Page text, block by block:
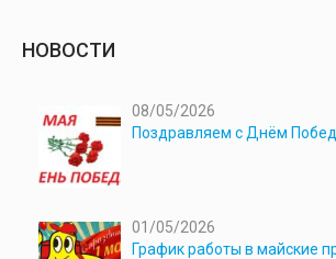
НОВОСТИ
08/05/2026
Поздравляем с Днём
01/05/2026
График работы в майские